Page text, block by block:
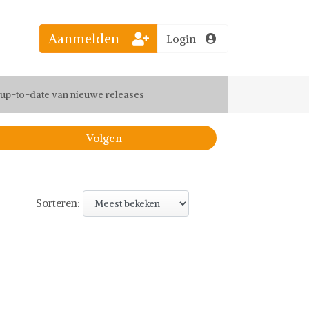
jouw favoriete looks
to-date van nieuwe releases
de leukste items met vrienden
Aanmelden Login
Volgen
Sorteren: